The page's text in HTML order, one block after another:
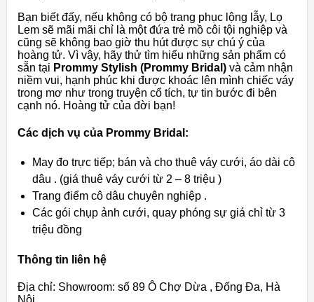
Bạn biết đấy, nếu không có bộ trang phục lộng lẫy, Lọ
Lem sẽ mãi mãi chỉ là một đứa trẻ mồ côi tội nghiệp và
cũng sẽ không bao giờ thu hút được sự chú ý của
hoàng tử. Vì vậy, hãy thử tìm hiểu những sản phẩm có
sẵn tại Prommy Stylish (Prommy Bridal) và cảm nhận
niềm vui, hạnh phúc khi được khoác lên mình chiếc váy
trong mơ như trong truyện cổ tích, tự tin bước đi bên
cạnh nó. Hoàng tử của đời bạn!
Các dịch vụ của Prommy Bridal:
May đo trực tiếp; bán và cho thuê váy cưới, áo dài cô
dâu . (giá thuê váy cưới từ 2 – 8 triệu )
Trang điểm cô dâu chuyên nghiệp .
Các gói chụp ảnh cưới, quay phóng sự giá chỉ từ 3
triệu đồng
Thông tin liên hệ
Địa chỉ: Showroom: số 89 Ô Chợ Dừa , Đống Đa, Hà
Nội